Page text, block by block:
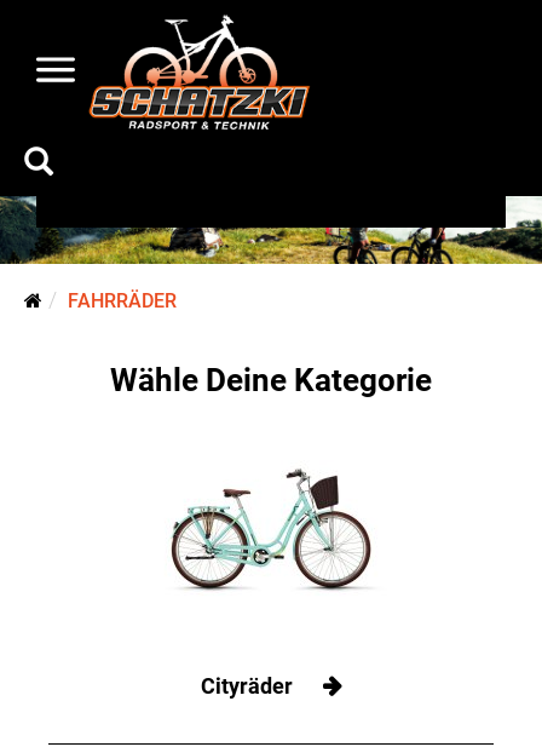
Fahrräder
FAHRRÄDER
Wähle Deine Kategorie
Cityräder